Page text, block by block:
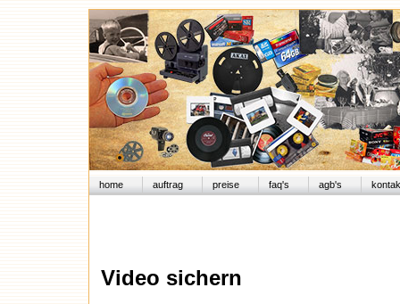
home auftrag preise faq's agb's
Video sichern